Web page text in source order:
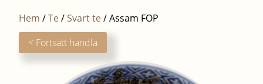
Hem /Te / Svart te / Assam FOP
< Fortsätt handla